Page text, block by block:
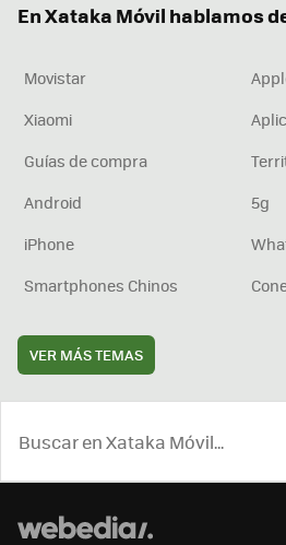
En Xataka Móvil hablamos
Movistar
Xiaomi
Guías de compra
Android
5g
iPhone
Smartphones Chinos
VER MÁS TEMAS